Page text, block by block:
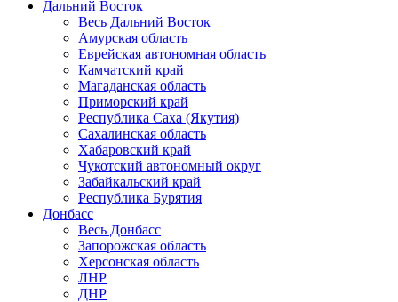
Дальний Восток
Весь Дальний Восток
Амурская область
Еврейская автономная область
Камчатский край
Магаданская область
Приморский край
Республика Саха (Якутия)
Сахалинская область
Хабаровский край
Чукотский автономный округ
Забайкальский край
Республика Бурятия
Донбасс
Весь Донбасс
Запорожская область
Херсонская область
ЛНР
ДНР